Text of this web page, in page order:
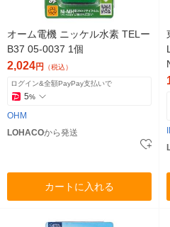
オーム電機 ニッケル水素 TELー
B37 05-0037 1個
2,024円 （税込）
ログイン&全額PayPay支払いで
5%
OHM
LOHACOから発送
カートに入れる